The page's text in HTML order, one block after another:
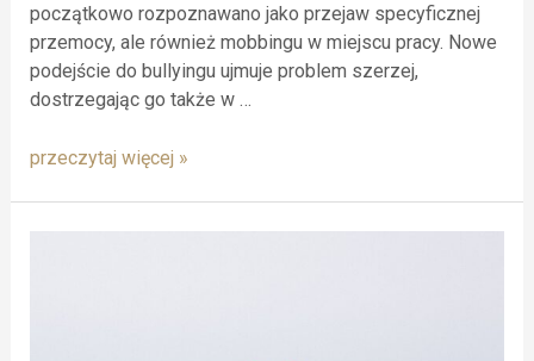
początkowo rozpoznawano jako przejaw specyficznej
przemocy, ale również mobbingu w miejscu pracy. Nowe
podejście do bullyingu ujmuje problem szerzej,
dostrzegając go także w …
przeczytaj więcej »